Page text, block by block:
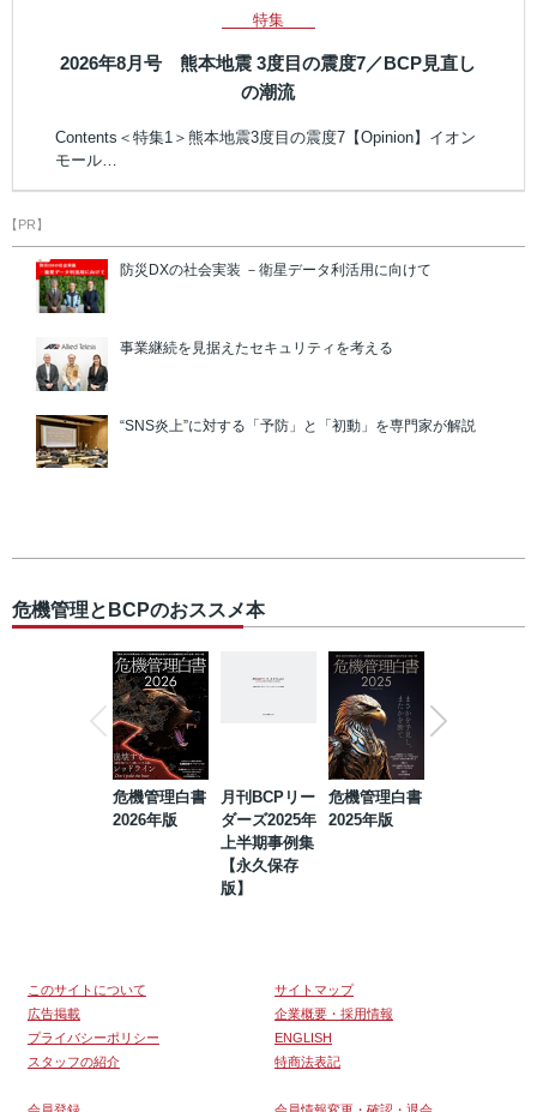
特集
2026年8月号 熊本地震 3度目の震度7／BCP見直し
の潮流
Contents＜特集1＞熊本地震3度目の震度7【Opinion】イオン
モール…
【PR】
防災DXの社会実装 －衛星データ利活用に向けて
事業継続を見据えたセキュリティを考える
“SNS炎上”に対する「予防」と「初動」を専門家が解説
危機管理とBCPのおススメ本
危機管理白書
2026年版
月刊BCPリー
ダーズ2025年
上半期事例集
【永久保存
版】
危機管理白書
2025年版
このサイトについて
サイトマップ
広告掲載
企業概要・採用情報
プライバシーポリシー
ENGLISH
スタッフの紹介
特商法表記